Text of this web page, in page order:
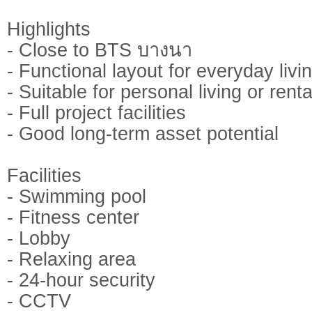
Highlights
- Close to BTS บางนา
- Functional layout for everyday
- Suitable for personal living or
- Full project facilities
- Good long-term asset potential
Facilities
- Swimming pool
- Fitness center
- Lobby
- Relaxing area
- 24-hour security
- CCTV